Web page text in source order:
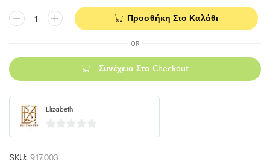
Προσθήκη Στο Καλάθι
OR
Συνέχεια Στο Checkout
Elizabeth
0
SKU: 917.003